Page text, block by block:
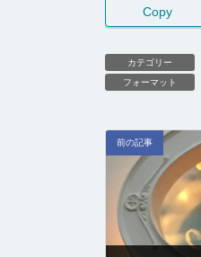
Copy
カテゴリー
フォーマット
前の記事